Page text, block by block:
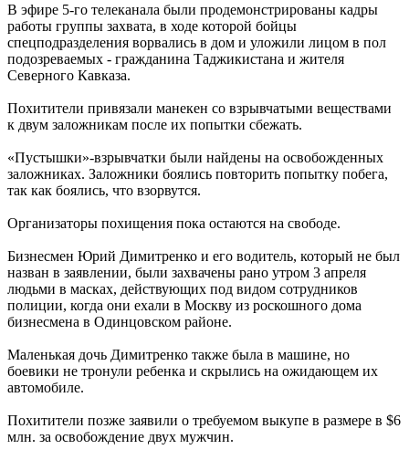
В эфире 5-го телеканала были продемонстрированы кадры
работы группы захвата, в ходе которой бойцы
спецподразделения ворвались в дом и уложили лицом в пол
подозреваемых - гражданина Таджикистана и жителя
Северного Кавказа.
Похитители привязали манекен со взрывчатыми веществами
к двум заложникам после их попытки сбежать.
«Пустышки»-взрывчатки были найдены на освобожденных
заложниках. Заложники боялись повторить попытку побега,
так как боялись, что взорвутся.
Организаторы похищения пока остаются на свободе.
Бизнесмен Юрий Димитренко и его водитель, который не был
назван в заявлении, были захвачены рано утром 3 апреля
людьми в масках, действующих под видом сотрудников
полиции, когда они ехали в Москву из роскошного дома
бизнесмена в Одинцовском районе.
Маленькая дочь Димитренко также была в машине, но
боевики не тронули ребенка и скрылись на ожидающем их
автомобиле.
Похитители позже заявили о требуемом выкупе в размере в $6
млн. за освобождение двух мужчин.